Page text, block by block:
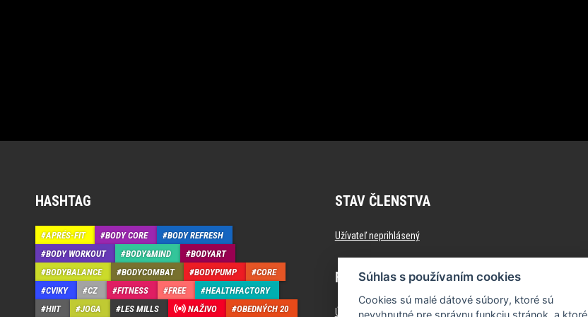
HASHTAG
APRÉS-FIT BODY CORE
BODY REFRESH
BODY WORKOUT
BODY&MIND
BODYART
BODYBALANCE
BODYCOMBAT BODYPUMP
CORE
CVIKY
CZ FITNESS FREE
HEALTHFACTORY
HIIT
JOGA LES MILLS NAŽIVO OBEDNÝCH 20
STAV ČLENSTVA
Užívateľ neprihlásený
FITNESS.FORMFACTORY.SK
Úvod
Súhlas s používaním cookies
Cookies sú malé dátové súbory, ktoré sú
nevyhnutné pre správnu funkciu stránok, a ktoré